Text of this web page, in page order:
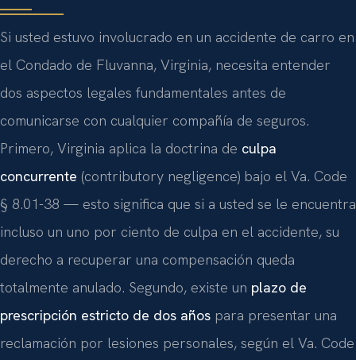
Si usted estuvo involucrado en un accidente de carro en
el Condado de Fluvanna, Virginia, necesita entender
dos aspectos legales fundamentales antes de
comunicarse con cualquier compañía de seguros.
Primero, Virginia aplica la doctrina de culpa
concurrente (contributory negligence) bajo el Va. Code
§ 8.01-38 — esto significa que si a usted se le encuentra
incluso un uno por ciento de culpa en el accidente, su
derecho a recuperar una compensación queda
totalmente anulado. Segundo, existe un plazo de
prescripción estricto de dos años para presentar una
reclamación por lesiones personales, según el Va. Code